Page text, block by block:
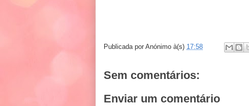
Publicada por Anónimo à(s) 17:58
Sem comentários:
Enviar um comentário